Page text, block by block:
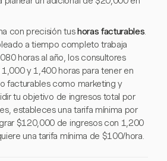
con precisión tushoras facturables.
a tiempo completo trabaja
horas al año, los consultores
y 1,400 horas para tener en
facturables como marketing y
tu objetivo de ingresos total por
estableces una tarifa mínima por
$120,000 de ingresos con 1,200
una tarifa mínima de $100/hora.